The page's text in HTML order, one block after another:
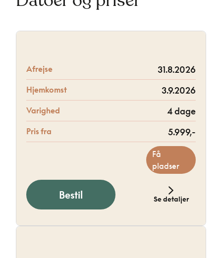
Afrejse 31.8.2026
Hjemkomst 3.9.2026
Varighed 4 dage
Pris fra 5.999,-
Få
pladser
Bestil Se detaljer